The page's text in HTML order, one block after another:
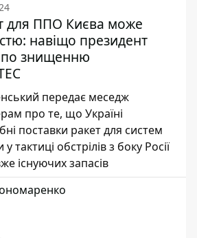
для ППО Києва може
навіщо президент
по знищенню
передає меседж
про те, що Україні
поставки ракет для систем
тактиці обстрілів з боку Росії
існуючих запасів